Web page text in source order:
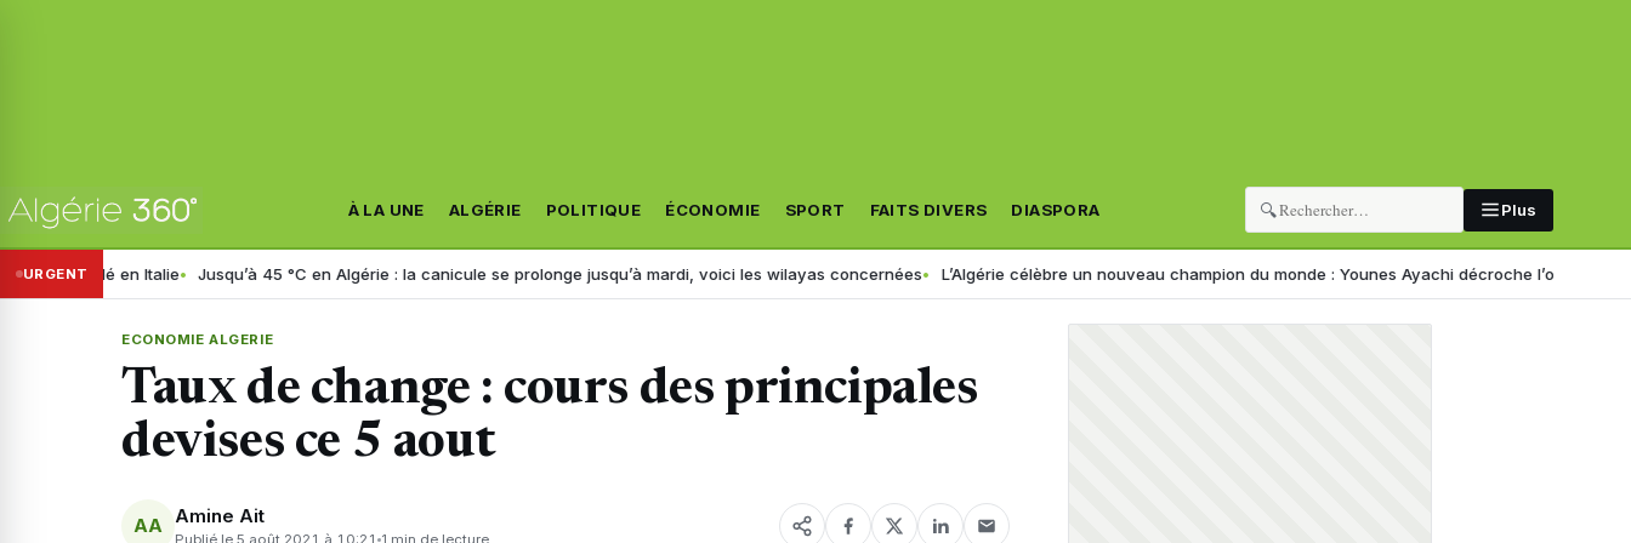
À LA UNE ALGÉRIE POLITIQUE ÉCONOMIE SPORT FAITS DIVERS DIASPORA 🔍 Plus
URGENT
en Italie Jusqu’à 45 °C en Algérie : la canicule se prolonge jusqu’à mardi, voici les wilayas concernées L’Algérie célèbre un nouveau champion du monde : Younes Ayachi décroche l’or à Eugene
ECONOMIE ALGERIE
Taux de change : cours des principales
devises ce 5 aout
AA Amine Ait
Publié le 5 août 2021 à 10:21 1 min de lecture